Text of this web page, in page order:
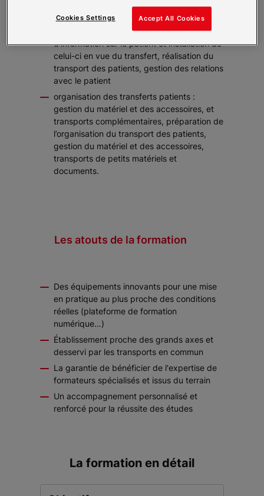
confiées, le brancardier peut exercer tout ou
partie des deux domaines d’activités suivants :
brancardage des patients : recueil
d’information sur le patient et installation de
celui-ci en vue du transfert, réalisation du
transport des patients, gestion des relations
avec le patient
organisation des transferts patients :
gestion du matériel et des accessoires, et
transports complémentaires, préparation de
l’organisation du transport des patients,
gestion du matériel et des accessoires,
transports de petits matériels et
documents.
Les atouts de la formation
Des équipements innovants pour une mise
en pratique au plus proche des conditions
réelles (plateforme de formation
numérique…)
Établissement proche des grands axes et
desservi par les transports en commun
La garantie de bénéficier de l'expertise de
formateurs spécialisés et issus du terrain
Un accompagnement personnalisé et
renforcé pour la réussite des études
La formation en détail
Accept All Cookies
Cookies Settings